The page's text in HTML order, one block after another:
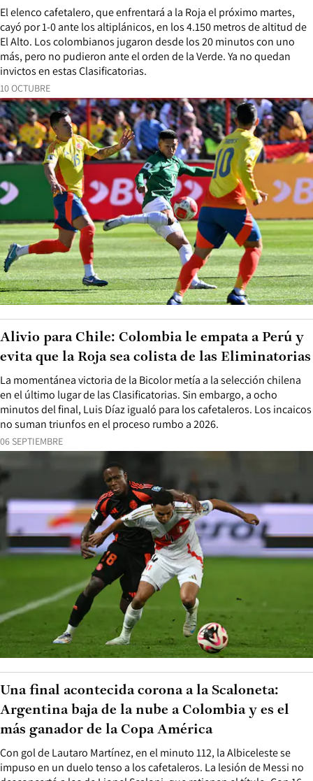
10 OCTUBRE
El elenco cafetalero, que enfrentará a la Roja el próximo martes,
cayó por 1-0 ante los altiplánicos, en los 4.150 metros de altitud de
El Alto. Los colombianos jugaron desde los 20 minutos con uno
más, pero no pudieron ante el orden de la Verde. Ya no quedan
invictos en estas Clasificatorias.
06 SEPTIEMBRE
La momentánea victoria de la Bicolor metía a la selección chilena
en el último lugar de las Clasificatorias. Sin embargo, a ocho
minutos del final, Luis Díaz igualó para los cafetaleros. Los incaicos
no suman triunfos en el proceso rumbo a 2026.
Alivio para Chile: Colombia le empata a Perú y
evita que la Roja sea colista de las Eliminatorias
Con gol de Lautaro Martínez, en el minuto 112, la Albiceleste se
impuso en un duelo tenso a los cafetaleros. La lesión de Messi no
Una final acontecida corona a la Scaloneta:
Argentina baja de la nube a Colombia y es el
más ganador de la Copa América